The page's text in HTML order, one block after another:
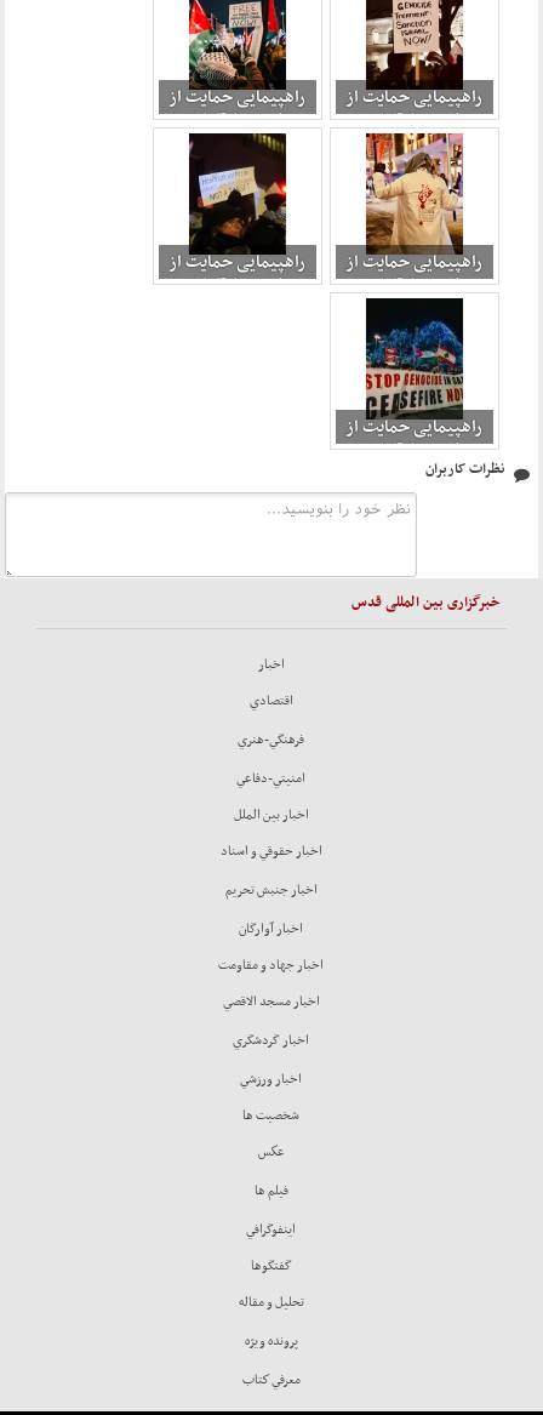
راهپیمایی حمایت از
غزه در اوتاوا 2
راهپیمایی حمایت از
غزه در اوتاوا 2
راهپیمایی حمایت از
غزه در اوتاوا 3
راهپیمایی حمایت از
غزه در اوتاوا 2
راهپیمایی حمایت از
غزه در اوتاوا 3
نظرات کاربران
خبرگزاری بین المللی قدس
اخبار
اقتصادي
فرهنگي-هنري
امنيتي-دفاعي
اخبار بين الملل
اخبار حقوقي و اسناد
اخبار جنبش تحريم
اخبار آوارگان
اخبار جهاد و مقاومت
اخبار مسجد الاقصي
اخبار گردشگري
اخبار ورزشي
شخصيت ها
عكس
فيلم ها
اينفوگرافي
گفتگوها
تحليل و مقاله
پرونده ويژه
معرفي كتاب